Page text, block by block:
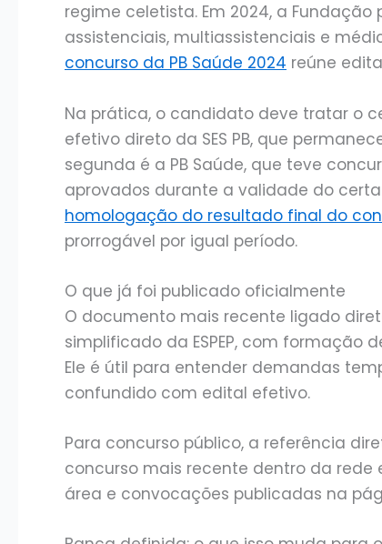
regime celetista. Em 2024, a
assistenciais, multiassistenciais e
concurso da PB Saúde 2024 reúne
Na prática, o candidato deve tratar o
efetivo direto da SES PB, que
segunda é a PB Saúde, que teve
aprovados durante a validade do
homologação do resultado final do
prorrogável por igual período.
O que já foi publicado oficialmente
O documento mais recente ligado
simplificado da ESPEP, com formação
Ele é útil para entender demandas
confundido com edital efetivo.
Para concurso público, a referência
concurso mais recente dentro da rede
área e convocações publicadas na